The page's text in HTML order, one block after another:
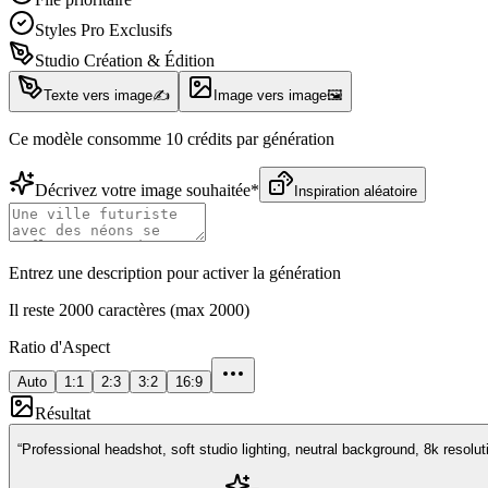
Styles Pro Exclusifs
Studio Création & Édition
Texte vers image✍️ Image vers image🖼️
Ce modèle consomme 10 crédits par génération
Décrivez votre image souhaitée* Inspiration aléatoire
Entrez une description pour activer la génération
Il reste 2000 caractères (max 2000)
Ratio d'Aspect
Auto 1:1 2:3 3:2 16:9
Résultat
“Professional headshot, soft studio lighting, neutral background, 8k